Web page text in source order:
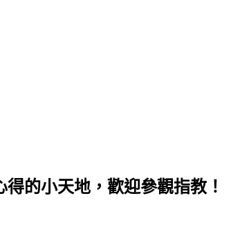
的小天地，歡迎參觀指教！